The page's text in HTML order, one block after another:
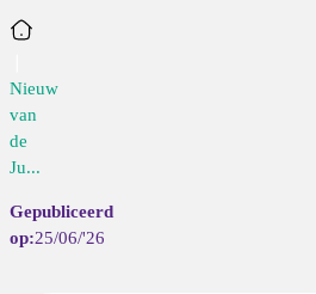
Home
Nieuw
van
de
Ju...
25/06/'26